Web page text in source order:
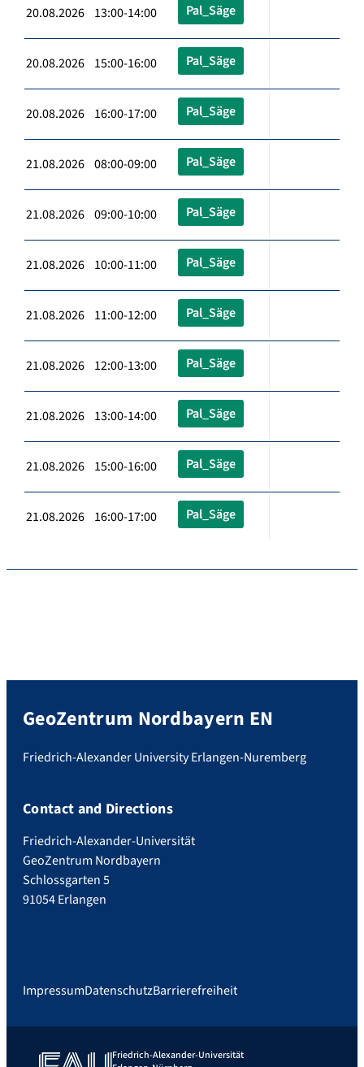
20.08.2026 13:00-14:00 Pal_Säge
20.08.2026 15:00-16:00 Pal_Säge
20.08.2026 16:00-17:00 Pal_Säge
21.08.2026 08:00-09:00 Pal_Säge
21.08.2026 09:00-10:00 Pal_Säge
21.08.2026 10:00-11:00 Pal_Säge
21.08.2026 11:00-12:00 Pal_Säge
21.08.2026 12:00-13:00 Pal_Säge
21.08.2026 13:00-14:00 Pal_Säge
21.08.2026 15:00-16:00 Pal_Säge
21.08.2026 16:00-17:00 Pal_Säge
GeoZentrum Nordbayern EN
Friedrich-Alexander University Erlangen-Nuremberg
Contact and Directions
Friedrich-Alexander-Universität
GeoZentrum Nordbayern
Schlossgarten 5
91054 Erlangen
ImpressumDatenschutzBarrierefreiheit
Friedrich-Alexander-Universität